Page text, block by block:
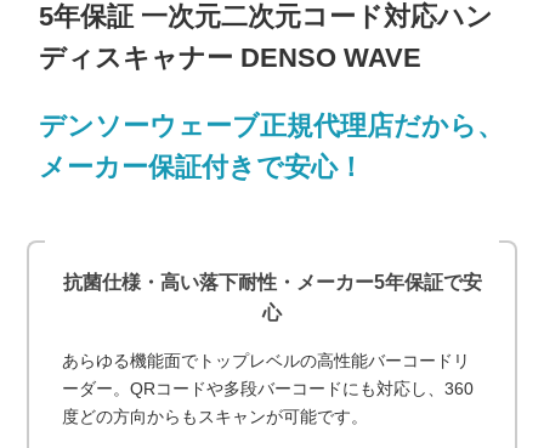
5年保証 一次元二次元コード対応ハン
ディスキャナー DENSO WAVE
デンソーウェーブ正規代理店だから、
メーカー保証付きで安心！
抗菌仕様・高い落下耐性・メーカー5年保証で安
心
あらゆる機能面でトップレベルの高性能バーコードリ
ーダー。QRコードや多段バーコードにも対応し、360
度どの方向からもスキャンが可能です。